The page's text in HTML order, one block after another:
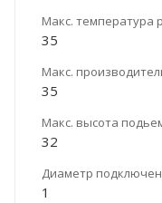
Макс. температура
35
Макс.
35
Макс. высота
32
Диаметр
1